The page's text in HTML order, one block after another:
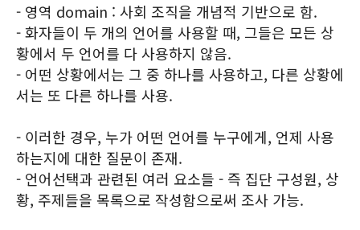
- 영역 domain : 사회 조직을 개념적 기반으로 함.
- 화자들이 두 개의 언어를 사용할 때, 그들은 모든 상
황에서 두 언어를 다 사용하지 않음.
- 어떤 상황에서는 그 중 하나를 사용하고, 다른 상황에
서는 또 다른 하나를 사용.
- 이러한 경우, 누가 어떤 언어를 누구에게, 언제 사용
하는지에 대한 질문이 존재.
- 언어선택과 관련된 여러 요소들 - 즉 집단 구성원, 상
황, 주제들을 목록으로 작성함으로써 조사 가능.